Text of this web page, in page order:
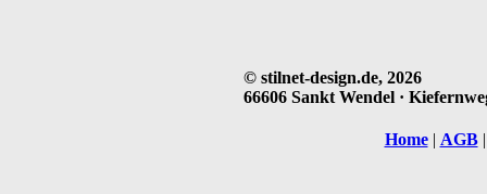
© stilnet-design.de, 2026
66606 Sankt Wendel ·
Home| AGB